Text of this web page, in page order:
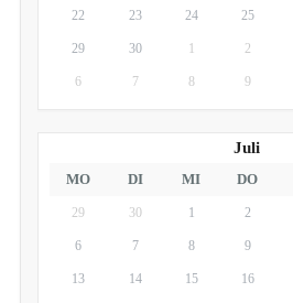
22 23 24 25
29 30 1 2
6 7 8 9
Juli
MO DI MI DO
29 30 1 2
6 7 8 9
13 14 15 16